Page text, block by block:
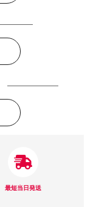
最短当日発送